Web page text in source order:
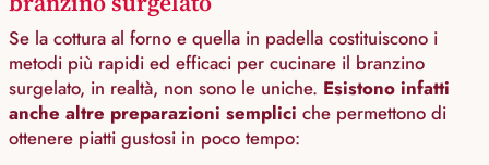
Se la cottura al forno e quella in padella costituiscono i
metodi più rapidi ed efficaci per cucinare il branzino
surgelato, in realtà, non sono le uniche. Esistono infatti
anche altre preparazioni semplici che permettono di
ottenere piatti gustosi in poco tempo: